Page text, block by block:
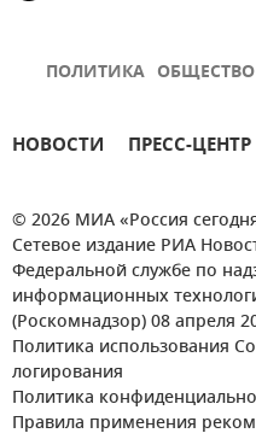
ПОЛИТИКА ОБЩЕСТВО
НОВОСТИ ПРЕСС-ЦЕНТР
© 2026 МИА «Россия
Сетевое издание РИА
Федеральной службе по
информационных
(Роскомнадзор) 08 апреля
Политика использования
логирования
Политика
Правила применения